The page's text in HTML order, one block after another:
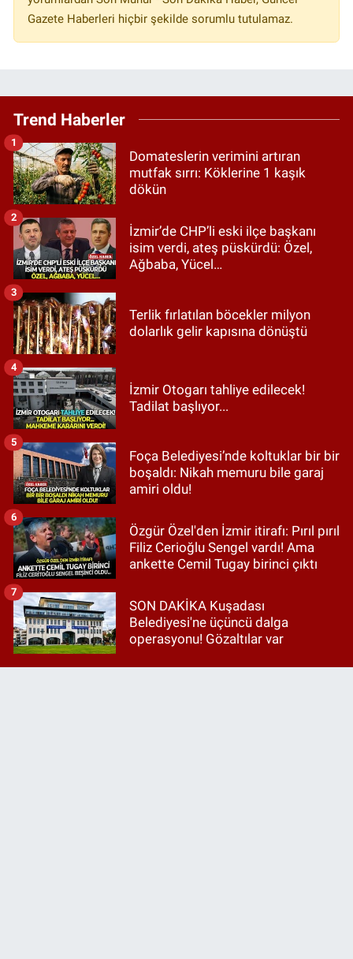
Gazete Haberleri hiçbir şekilde sorumlu tutulamaz.
Trend Haberler
Domateslerin verimini artıran
mutfak sırrı: Köklerine 1 kaşık
dökün
1
İzmir’de CHP’li eski ilçe başkanı
isim verdi, ateş püskürdü: Özel,
Ağbaba, Yücel…
2
Terlik fırlatılan böcekler milyon
dolarlık gelir kapısına dönüştü
3
İzmir Otogarı tahliye edilecek!
Tadilat başlıyor...
4
Foça Belediyesi’nde koltuklar bir bir
boşaldı: Nikah memuru bile garaj
amiri oldu!
5
Özgür Özel'den İzmir itirafı: Pırıl pırıl
Filiz Cerioğlu Sengel vardı! Ama
ankette Cemil Tugay birinci çıktı
6
SON DAKİKA Kuşadası
Belediyesi'ne üçüncü dalga
operasyonu! Gözaltılar var
7